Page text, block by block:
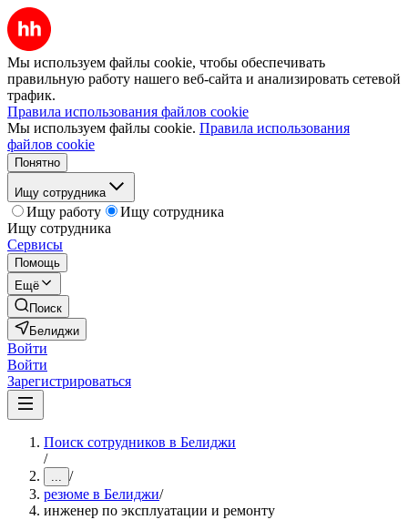
Мы используем файлы cookie, чтобы обеспечивать
правильную работу нашего веб-сайта и анализировать сетевой
трафик.
Правила использования файлов cookie
Мы используем файлы cookie. Правила использования
файлов cookie
Понятно
Ищу сотрудника
Ищу работу
Ищу сотрудника
Ищу сотрудника
Сервисы
Помощь
Ещё
Поиск
Белиджи
Войти
Войти
Зарегистрироваться
Поиск сотрудников в Белиджи
/
... /
резюме в Белиджи/
инженер по эксплуатации и ремонту